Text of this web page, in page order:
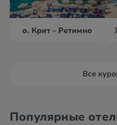
о. Крит – Ретимно
Все
Популярные